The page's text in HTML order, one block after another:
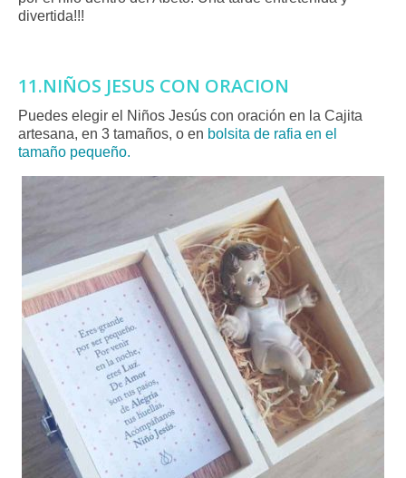
divertida!!!
11.NIÑOS JESUS CON ORACION
Puedes elegir el Niños Jesús con oración en la Cajita
artesana, en 3 tamaños, o en bolsita de rafia en el
tamaño pequeño.